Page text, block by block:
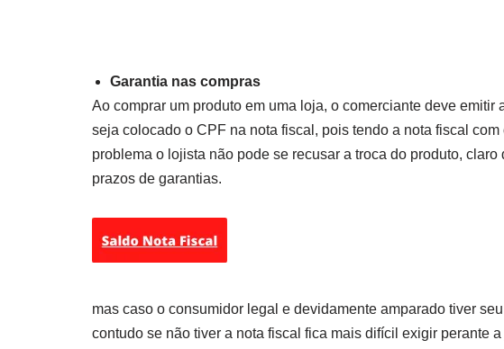
Garantia nas compras
Ao comprar um produto em uma loja, o comerciante deve
seja colocado o CPF na nota fiscal, pois tendo a nota fiscal
problema o lojista não pode se recusar a troca do produto,
prazos de garantias.
mas caso o consumidor legal e devidamente amparado tiver
contudo se não tiver a nota fiscal fica mais difícil exigir perante